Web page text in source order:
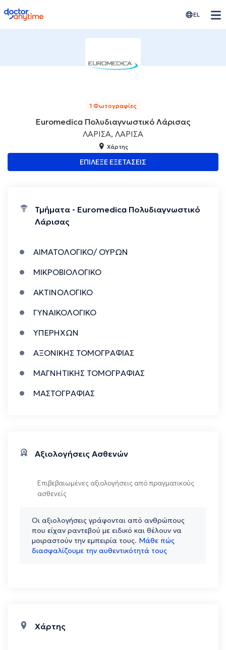
doctoranytime EL
1 Φωτογραφίες
Euromedica Πολυδιαγνωστικό Λάρισας
ΛΑΡΙΣΑ, ΛΑΡΙΣΑ
Χάρτης
ΕΠΙΛΕΞΕ ΕΞΕΤΑΣΕΙΣ
Τμήματα - Euromedica Πολυδιαγνωστικό
Λάρισας
ΑΙΜΑΤΟΛΟΓΙΚΟ/ ΟΥΡΩΝ
ΜΙΚΡΟΒΙΟΛΟΓΙΚΟ
ΑΚΤΙΝΟΛΟΓΙΚΟ
ΓΥΝΑΙΚΟΛΟΓΙΚΟ
ΥΠΕΡΗΧΩΝ
ΑΞΟΝΙΚΗΣ ΤΟΜΟΓΡΑΦΙΑΣ
ΜΑΓΝΗΤΙΚΗΣ ΤΟΜΟΓΡΑΦΙΑΣ
ΜΑΣΤΟΓΡΑΦΙΑΣ
Αξιολογήσεις Ασθενών
Επιβεβαιωμένες αξιολογήσεις από πραγματικούς
ασθενείς
Οι αξιολογήσεις γράφονται από ανθρώπους
που είχαν ραντεβού με ειδικό και θέλουν να
μοιραστούν την εμπειρία τους. Μάθε πώς
διασφαλίζουμε την αυθεντικότητά τους
Χάρτης